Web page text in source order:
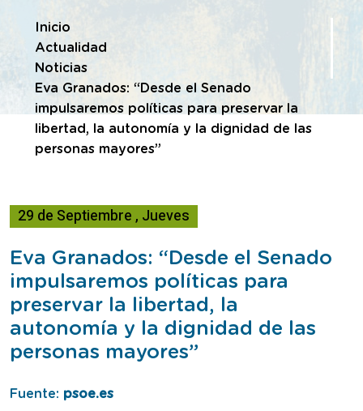
Te encuentras en
Inicio
Actualidad
Noticias
Eva Granados: “Desde el Senado
impulsaremos políticas para preservar la
libertad, la autonomía y la dignidad de las
personas mayores”
29 de Septiembre, Jueves
Eva Granados: “Desde el Senado
impulsaremos políticas para
preservar la libertad, la
autonomía y la dignidad de las
personas mayores”
Fuente: psoe.es